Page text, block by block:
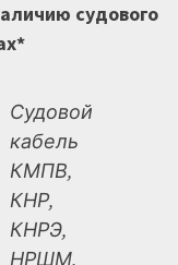
судового
Судовой
кабель
КМПВ,
КНР,
КНРЭ,
НРШМ,